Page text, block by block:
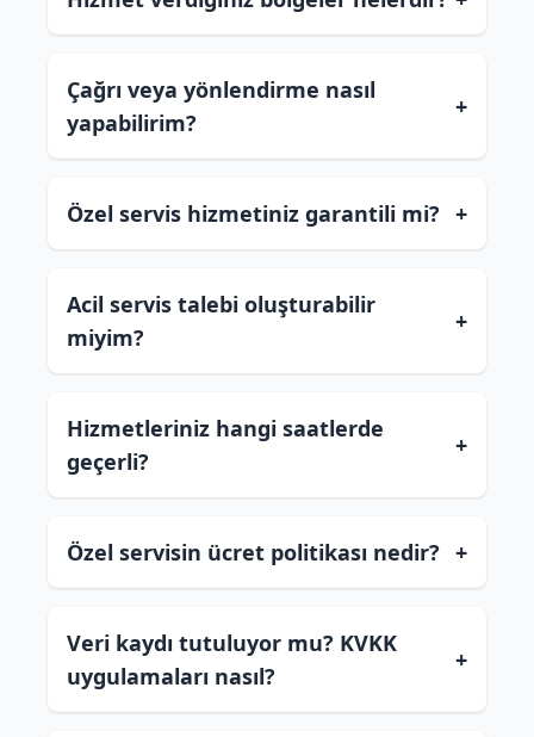
Çağrı veya yönlendirme nasıl
yapabilirim?
+
Özel servis hizmetiniz garantili mi? +
Acil servis talebi oluşturabilir
miyim?
+
Hizmetleriniz hangi saatlerde
geçerli?
+
Özel servisin ücret politikası nedir? +
Veri kaydı tutuluyor mu? KVKK
uygulamaları nasıl?
+